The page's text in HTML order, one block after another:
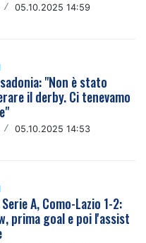
/ 05.10.2025 14:59
"Non è stato
il derby. Ci tenevamo
/ 05.10.2025 14:53
A, Como-Lazio 1-2:
prima goal e poi l'assist